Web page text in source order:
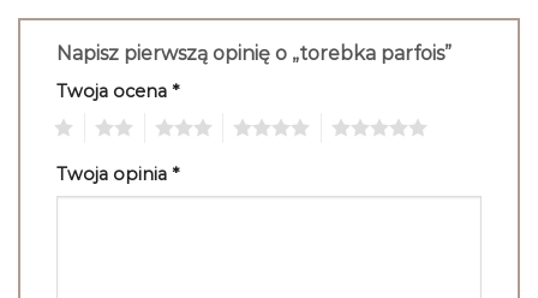
Napisz pierwszą opinię o „torebka parfois”
Twoja ocena *
Twoja opinia *